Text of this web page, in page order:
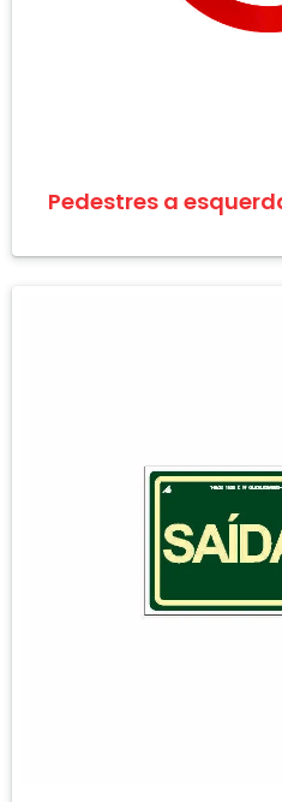
Pedestres a